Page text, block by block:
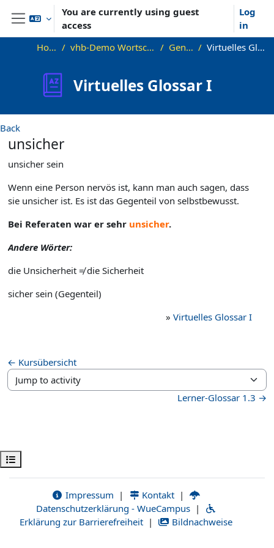
Skip to main content
Side panel
You are currently using guest
access
Log
in
Open course index
Home vhb-Demo Wortschatz B1 General Virtuelles Glossar I
Virtuelles Glossar I
Back
unsicher
unsicher sein
Wenn eine Person nervös ist, kann man auch sagen, dass
sie unsicher ist. Es ist das Gegenteil von selbstbewusst.
Bei Referaten war er sehr unsicher.
Andere Wörter:
die Unsicherheit ≠ die Sicherheit
sicher sein (Gegenteil)
» Virtuelles Glossar I
← Kursübersicht
Jump to activity
Lerner-Glossar 1.3 →
Impressum | Kontakt |
Datenschutzerklärung - WueCampus |
Erklärung zur Barrierefreiheit | Bildnachweise